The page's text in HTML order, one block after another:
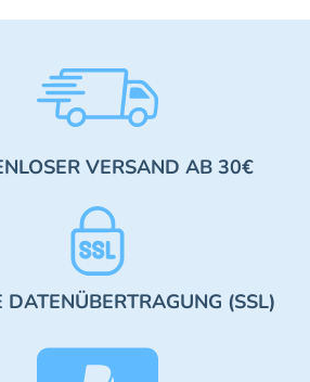
VERSAND AB 30€
DATENÜBERTRAGUNG (SSL)